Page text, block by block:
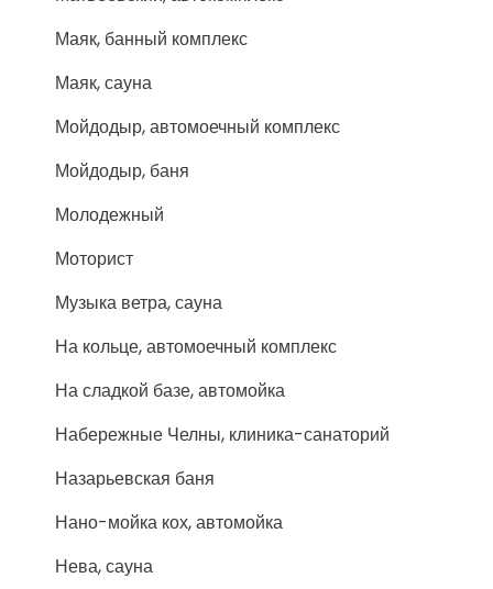
Маяк, банный комплекс
Маяк, сауна
Мойдодыр, автомоечный комплекс
Мойдодыр, баня
Молодежный
Моторист
Музыка ветра, сауна
На кольце, автомоечный комплекс
На сладкой базе, автомойка
Набережные Челны, клиника-санаторий
Назарьевская баня
Нано-мойка кох, автомойка
Нева, сауна